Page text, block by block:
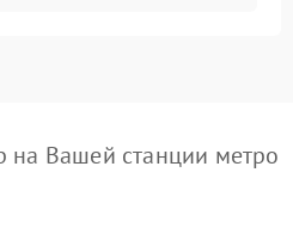
на Вашей станции метро